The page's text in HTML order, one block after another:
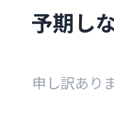
予期し
申し訳あり